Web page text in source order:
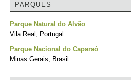
PARQUES
Parque Natural do Alvão
Vila Real, Portugal
Parque Nacional do Caparaó
Minas Gerais, Brasil